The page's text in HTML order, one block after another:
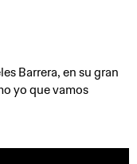
Barrera, en su gran
yo que vamos